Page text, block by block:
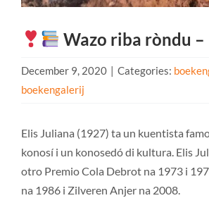
Wazo riba ròndu –
December 9, 2020 | Categories:
boekengalerij
Elis Juliana (1927) ta un kuentista
konosí i un konosedó di kultura. Elis
otro Premio Cola Debrot na 1973 i
na 1986 i Zilveren Anjer na 2008.